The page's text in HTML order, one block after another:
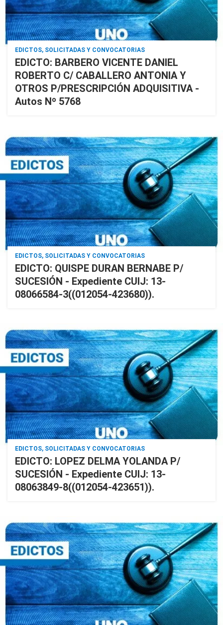
EDICTOS, SOLICITADAS Y CONVOCATORIAS
EDICTO: BARBERO VICENTE DANIEL
ROBERTO C/ CABALLERO ANTONIA Y
OTROS P/PRESCRIPCIÓN ADQUISITIVA -
Autos Nº 5768
EDICTOS, SOLICITADAS Y CONVOCATORIAS
EDICTO: QUISPE DURAN BERNABE P/
SUCESIÓN - Expediente CUIJ: 13-
08066584-3((012054-423680)).
EDICTOS, SOLICITADAS Y CONVOCATORIAS
EDICTO: LOPEZ DELMA YOLANDA P/
SUCESIÓN - Expediente CUIJ: 13-
08063849-8((012054-423651)).